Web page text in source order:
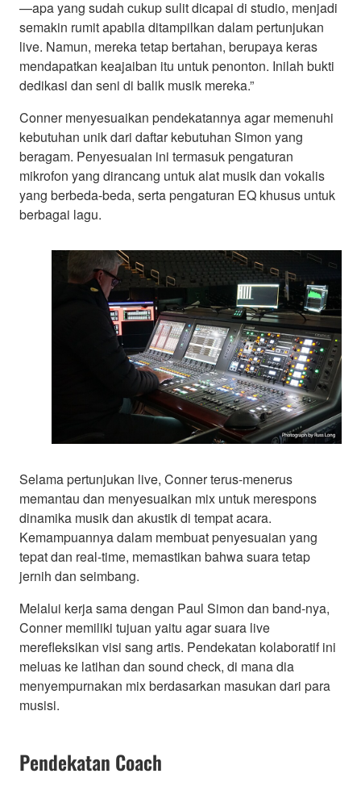
—apa yang sudah cukup sulit dicapai di studio, menjadi
semakin rumit apabila ditampilkan dalam pertunjukan
live. Namun, mereka tetap bertahan, berupaya keras
mendapatkan keajaiban itu untuk penonton. Inilah bukti
dedikasi dan seni di balik musik mereka.”
Conner menyesuaikan pendekatannya agar memenuhi
kebutuhan unik dari daftar kebutuhan Simon yang
beragam. Penyesuaian ini termasuk pengaturan
mikrofon yang dirancang untuk alat musik dan vokalis
yang berbeda-beda, serta pengaturan EQ khusus untuk
berbagai lagu.
Selama pertunjukan live, Conner terus-menerus
memantau dan menyesuaikan mix untuk merespons
dinamika musik dan akustik di tempat acara.
Kemampuannya dalam membuat penyesuaian yang
tepat dan real-time, memastikan bahwa suara tetap
jernih dan seimbang.
Melalui kerja sama dengan Paul Simon dan band-nya,
Conner memiliki tujuan yaitu agar suara live
merefleksikan visi sang artis. Pendekatan kolaboratif ini
meluas ke latihan dan sound check, di mana dia
menyempurnakan mix berdasarkan masukan dari para
musisi.
Pendekatan Coach